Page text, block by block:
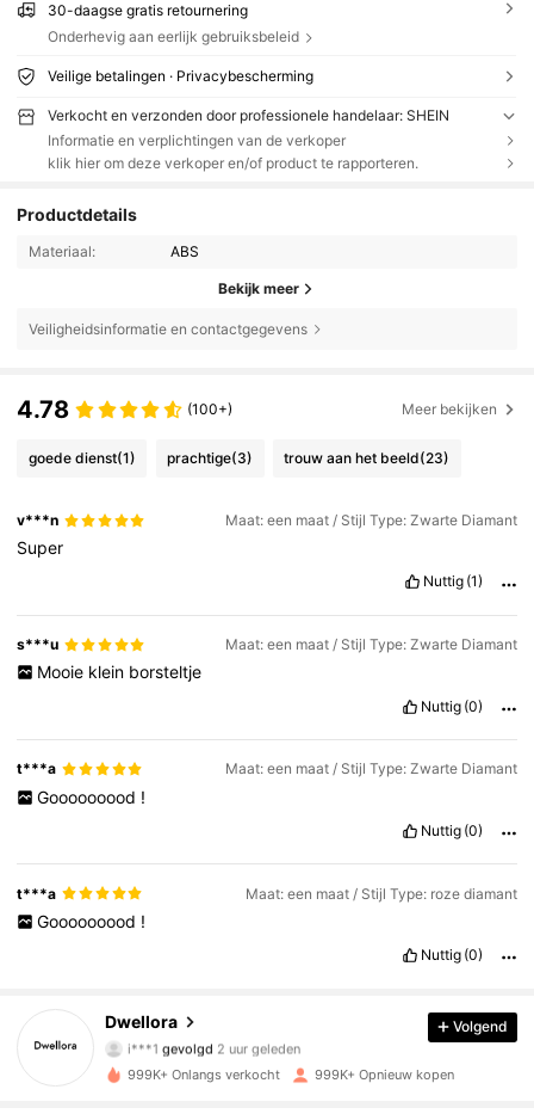
30-daagse gratis retournering
Onderhevig aan eerlijk gebruiksbeleid
Veilige betalingen · Privacybescherming
Verkocht en verzonden door professionele handelaar: SHEIN
Informatie en verplichtingen van de verkoper
klik hier om deze verkoper en/of product te rapporteren.
Productdetails
Materiaal: ABS
Bekijk meer
Veiligheidsinformatie en contactgegevens
4.78 (100+) Meer bekijken
goede dienst(1) prachtige(3) trouw aan het beeld(23)
v***n Maat: een maat / Stijl Type: Zwarte Diamant
Super
Nuttig (1)
s***u Maat: een maat / Stijl Type: Zwarte Diamant
Mooie klein borsteltje
Nuttig (0)
t***a Maat: een maat / Stijl Type: Zwarte Diamant
Gooooooood !
Nuttig (0)
t***a Maat: een maat / Stijl Type: roze diamant
Gooooooood !
Nuttig (0)
Dwellora
4.85
i***1 gevolgd 2 uur geleden
92K Volgers
Volgend
999K+ Onlangs verkocht 999K+ Opnieuw kopen